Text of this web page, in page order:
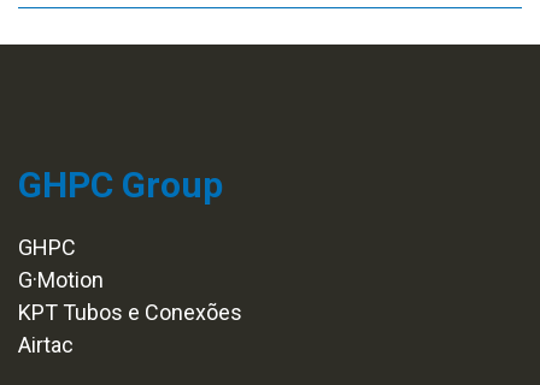
GHPC Group
GHPC
G·Motion
KPT Tubos e Conexões
Airtac